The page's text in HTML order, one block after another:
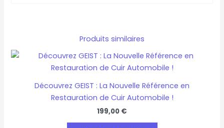
Produits similaires
Découvrez GEIST : La Nouvelle Référence en
Restauration de Cuir Automobile !
199,00 €